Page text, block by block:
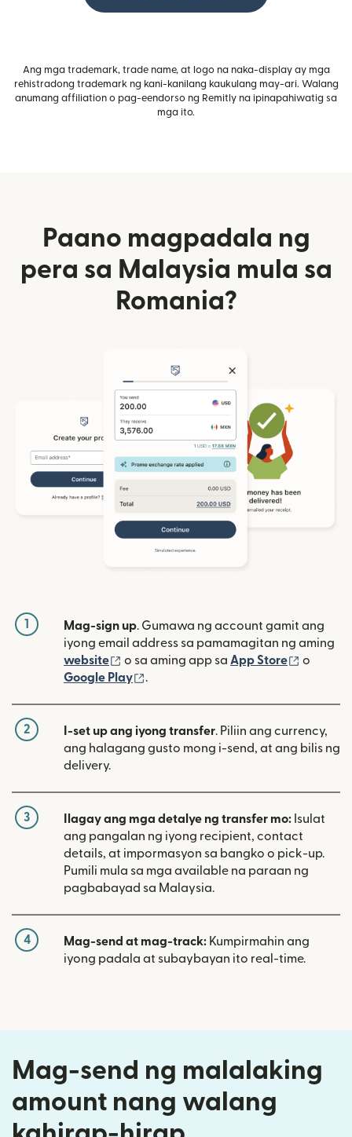
Ang mga trademark, trade name, at logo na naka-display ay mga
rehistradong trademark ng kani-kanilang kaukulang may-ari. Walang
anumang affiliation o pag-eendorso ng Remitly na ipinapahiwatig sa
mga ito.
Paano magpadala ng
pera sa Malaysia mula sa
Romania?
1 Mag-sign up. Gumawa ng account gamit ang
iyong email address sa pamamagitan ng aming
website
(bubukas sa bagong window)
o sa aming app sa App Store
o
Google Play
.
2 I-set up ang iyong transfer. Piliin ang currency,
ang halagang gusto mong i-send, at ang bilis ng
delivery.
3 Ilagay ang mga detalye ng transfer mo: Isulat
ang pangalan ng iyong recipient, contact
details, at impormasyon sa bangko o pick-up.
Pumili mula sa mga available na paraan ng
pagbabayad sa Malaysia.
4 Mag-send at mag-track: Kumpirmahin ang
iyong padala at subaybayan ito real-time.
Mag-send ng malalaking
amount nang walang